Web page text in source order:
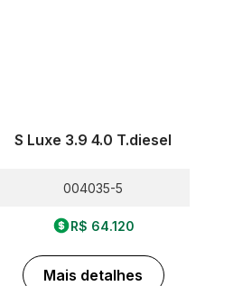
S Luxe 3.9 4.0 T.diesel
004035-5
R$ 64.120
Mais detalhes